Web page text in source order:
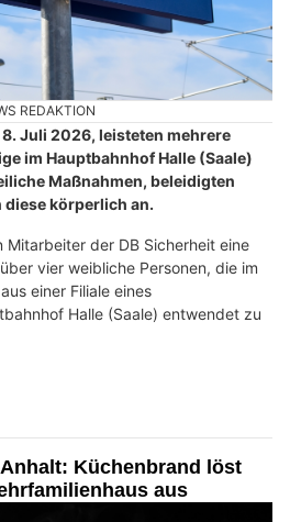
REDAKTION
Juli 2026, leisteten mehrere
im Hauptbahnhof Halle (Saale)
Maßnahmen, beleidigten
körperlich an.
Mitarbeiter der DB Sicherheit eine
vier weibliche Personen, die im
einer Filiale eines
Halle (Saale) entwendet zu
Küchenbrand löst
aus